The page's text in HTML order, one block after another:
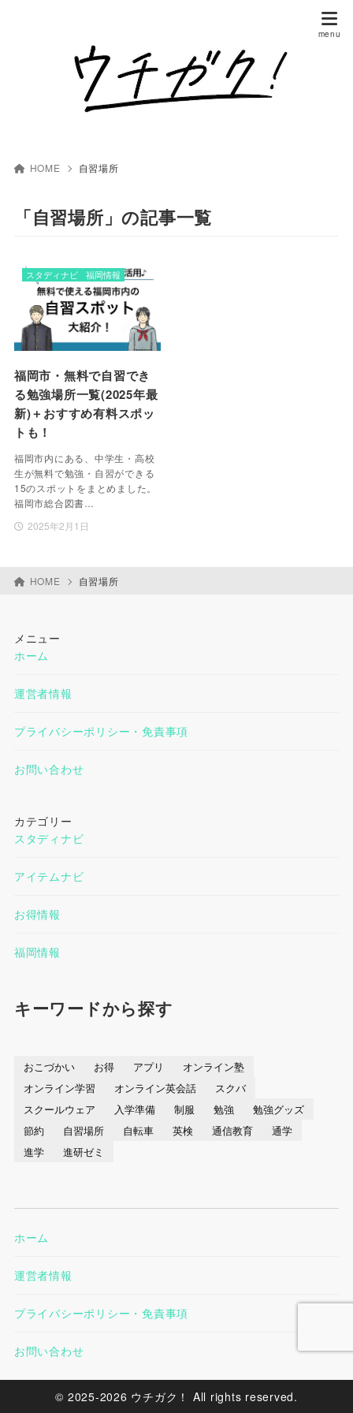
HOME 自習場所
「自習場所」の記事一覧
福岡市・無料で自習でき
る勉強場所一覧(2025年最
新)＋おすすめ有料スポッ
トも！
福岡市内にある、中学生・高校
生が無料で勉強・自習ができる
15のスポットをまとめました。
福岡市総合図書…
2025年2月1日
スタディナビ 福岡情報
HOME 自習場所
メニュー
ホーム
運営者情報
プライバシーポリシー・免責事項
お問い合わせ
カテゴリー
スタディナビ
アイテムナビ
お得情報
福岡情報
キーワードから探す
おこづかい お得 アプリ
オンライン塾
オンライン学習
オンライン英会話
スクバ
スクールウェア
入学準備 制服 勉強
勉強グッズ
節約
自習場所 自転車 英検 通信教育
通学
進学
進研ゼミ
ホーム
運営者情報
プライバシーポリシー・免責事項
お問い合わせ
© 2025-2026 ウチガク！ All rights reserved.